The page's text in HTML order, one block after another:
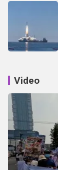
Video